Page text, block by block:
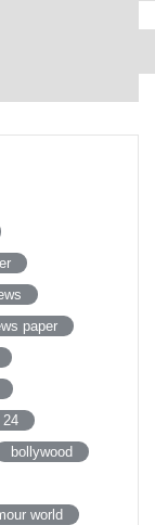
paper
24
bollywood
world